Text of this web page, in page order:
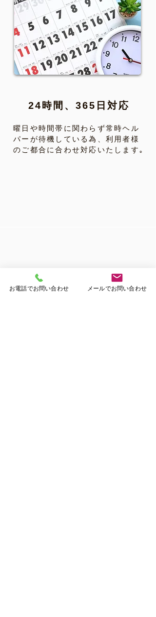
24時間、365日対応​
曜日や時間帯に関わらず常時ヘル
パーが待機している為、 利用者様
のご都合に合わせ対応いたします｡
お電話でお問い合わせ メールでお問い合わせ